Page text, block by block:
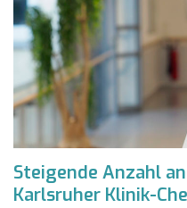
Steigende Anzahl
Karlsruher Klinik-